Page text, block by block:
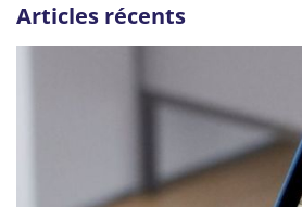
Articles récents